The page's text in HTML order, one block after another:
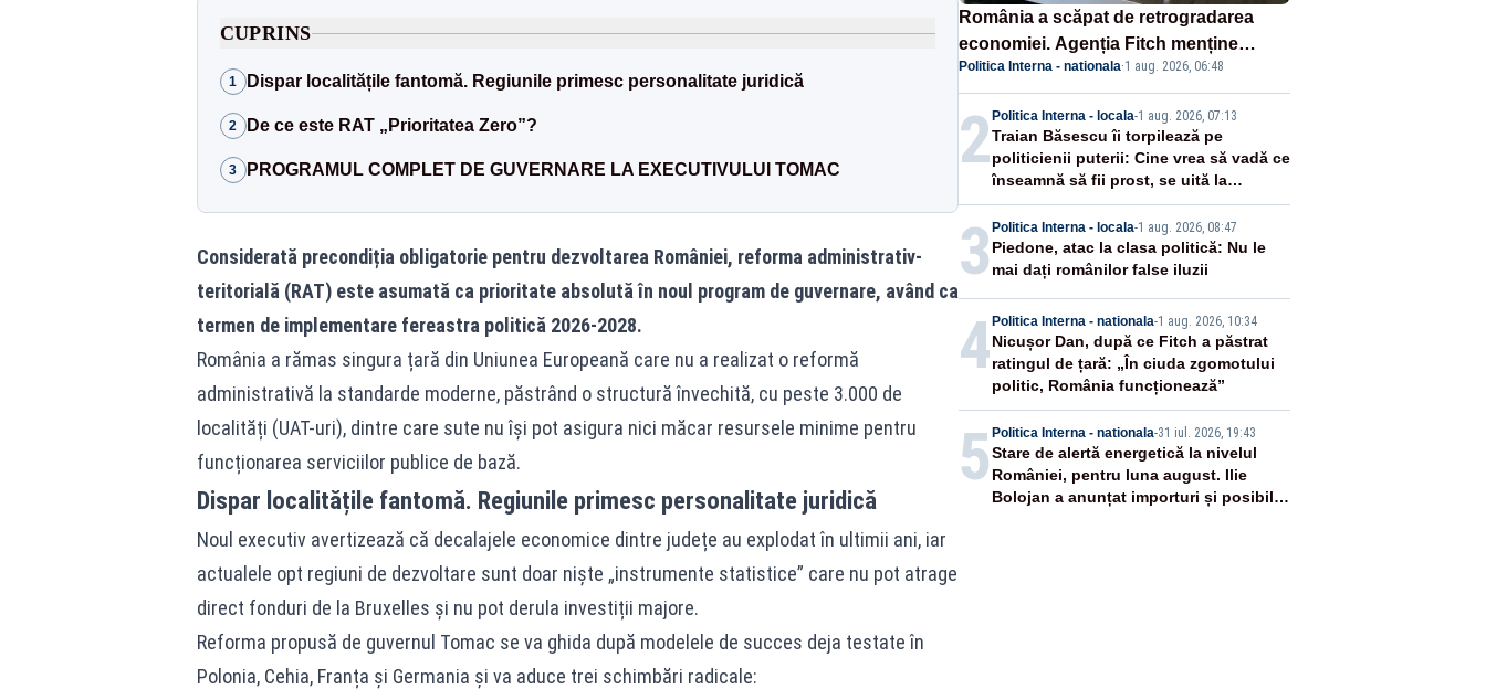
CUPRINS
1 Dispar localitățile fantomă. Regiunile primesc personalitate juridică
2 De ce este RAT „Prioritatea Zero”?
3 PROGRAMUL COMPLET DE GUVERNARE LA EXECUTIVULUI TOMAC
Considerată precondiția obligatorie pentru dezvoltarea României, reforma administrativ-
teritorială (RAT) este asumată ca prioritate absolută în noul program de guvernare, având ca
termen de implementare fereastra politică 2026-2028.
România a rămas singura țară din Uniunea Europeană care nu a realizat o reformă
administrativă la standarde moderne, păstrând o structură învechită, cu peste 3.000 de
localități (UAT-uri), dintre care sute nu își pot asigura nici măcar resursele minime pentru
funcționarea serviciilor publice de bază.
Dispar localitățile fantomă. Regiunile primesc personalitate juridică
Noul executiv avertizează că decalajele economice dintre județe au explodat în ultimii ani, iar
actualele opt regiuni de dezvoltare sunt doar niște „instrumente statistice” care nu pot atrage
direct fonduri de la Bruxelles și nu pot derula investiții majore.
Reforma propusă de guvernul Tomac se va ghida după modelele de succes deja testate în
Polonia, Cehia, Franța și Germania și va aduce trei schimbări radicale:
România a scăpat de retrogradarea
economiei. Agenția Fitch menține
ratingul „BBB-” cu perspectivă
negativă
Politica Interna - nationala·1 aug. 2026, 06:48
2 Politica Interna - locala-1 aug. 2026, 07:13
Traian Băsescu îi torpilează pe
politicienii puterii: Cine vrea să vadă ce
înseamnă să fii prost, se uită la
România
3 Politica Interna - locala-1 aug. 2026, 08:47
Piedone, atac la clasa politică: Nu le
mai dați românilor false iluzii
4 Politica Interna - nationala-1 aug. 2026, 10:34
Nicușor Dan, după ce Fitch a păstrat
ratingul de țară: „În ciuda zgomotului
politic, România funcționează”
5 Politica Interna - nationala-31 iul. 2026, 19:43
Stare de alertă energetică la nivelul
României, pentru luna august. Ilie
Bolojan a anunțat importuri și posibile